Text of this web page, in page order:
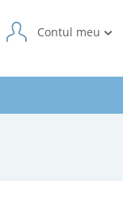
Contul meu